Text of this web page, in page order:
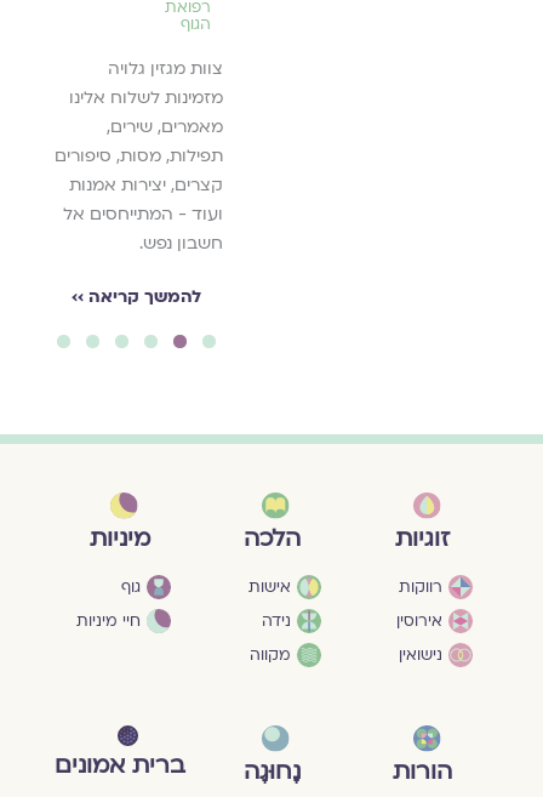
רפואת
הגוף
צוות מגזין גלויה
מזמינות לשלוח אלינו
מאמרים, שירים,
תפילות, מסות, סיפורים
קצרים, יצירות אמנות
ועוד - המתייחסים אל
חשבון נפש.
להמשך קריאה ››
זוגיות
רווקות
אירוסין
נישואין
הלכה
אישות
נידה
מקווה
מיניות
גוף
חיי מיניות
הורות נָחוּגָה ברית אמונים